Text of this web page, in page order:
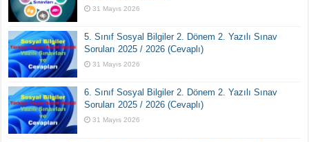
31 Mayıs 2026
5. Sınıf Sosyal Bilgiler 2. Dönem 2. Yazılı Sınav
Soruları 2025 / 2026 (Cevaplı)
31 Mayıs 2026
6. Sınıf Sosyal Bilgiler 2. Dönem 2. Yazılı Sınav
Soruları 2025 / 2026 (Cevaplı)
31 Mayıs 2026